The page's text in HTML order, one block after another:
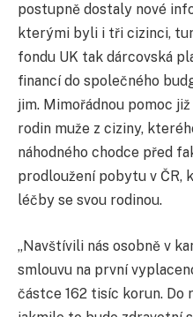
postupně dostaly nové
kterými byli i tři cizinci,
fondu UK tak dárcovská
financí do společného
jim. Mimořádnou pomoc
rodin muže z ciziny,
náhodného chodce před
prodloužení pobytu v ČR,
léčby se svou rodinou.
„Navštívili nás osobně v
smlouvu na první
částce 162 tisíc korun. Do